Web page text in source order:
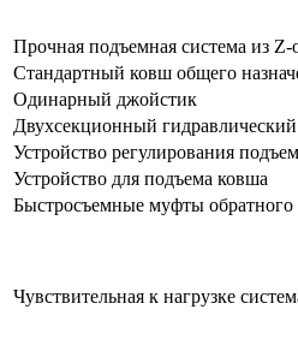
Прочная подъемная система из Z-
Стандартный ковш общего
Одинарный джойстик
Двухсекционный
Устройство регулирования
Устройство для подъема ковша
Быстросъемные муфты обратного
Чувствительная к нагрузке